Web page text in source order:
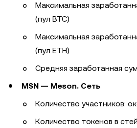
Максимальная
(пул BTC)
Максимальная
(пул ETH)
Средняя заработанная
MSN — Meson. Сеть
Количество участников:
Количество токенов в